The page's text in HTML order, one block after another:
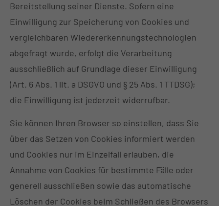
Bereitstellung seiner Dienste. Sofern eine
Einwilligung zur Speicherung von Cookies und
vergleichbaren Wiedererkennungstechnologien
abgefragt wurde, erfolgt die Verarbeitung
ausschließlich auf Grundlage dieser Einwilligung
(Art. 6 Abs. 1 lit. a DSGVO und § 25 Abs. 1 TTDSG);
die Einwilligung ist jederzeit widerrufbar.
Sie können Ihren Browser so einstellen, dass Sie
über das Setzen von Cookies informiert werden
und Cookies nur im Einzelfall erlauben, die
Annahme von Cookies für bestimmte Fälle oder
generell ausschließen sowie das automatische
Löschen der Cookies beim Schließen des Browsers